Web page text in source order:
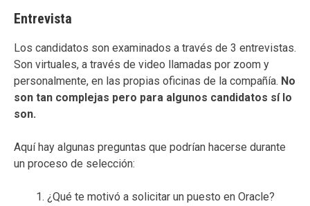
Entrevista
Los candidatos son examinados a través de 3 entrevistas.
Son virtuales, a través de video llamadas por zoom y
personalmente, en las propias oficinas de la compañía. No
son tan complejas pero para algunos candidatos sí lo
son.
Aquí hay algunas preguntas que podrían hacerse durante
un proceso de selección:
¿Qué te motivó a solicitar un puesto en Oracle?